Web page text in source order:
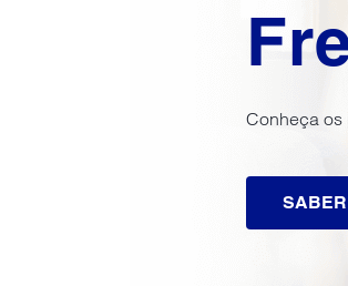
Conheça